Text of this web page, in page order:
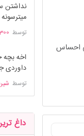
احساس
نداشتن
توسط
اخه بچه
داوردی
توسط
داغ ترین